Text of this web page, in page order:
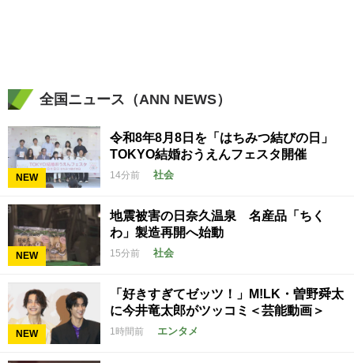
全国ニュース（ANN NEWS）
NEW
令和8年8月8日を「はちみつ結びの日」
TOKYO結婚おうえんフェスタ開催
14分前 社会
NEW
地震被害の日奈久温泉 名産品「ちく
わ」製造再開へ始動
15分前 社会
NEW
「好きすぎてゼッツ！」M!LK・曽野舜太
に今井竜太郎がツッコミ＜芸能動画＞
1時間前 エンタメ